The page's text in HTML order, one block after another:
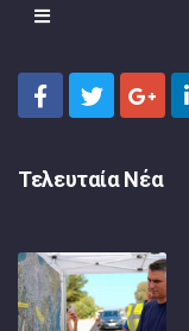
Τελευταία Νέα